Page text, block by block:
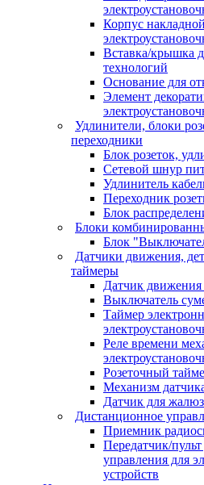
Корпус
Вставка/крышка
технологий
Основание для
Элемент
Удлинители, блоки
переходники
Блок розеток,
Сетевой шнур
Удлинитель
Переходник
Блок
Блоки
Блок
Датчики движения,
таймеры
Датчик
Выключатель
Таймер
Реле времени
Розеточный
Механизм
Датчик для
Дистанционное
Приемник
Передатчик/
управления для
устройств